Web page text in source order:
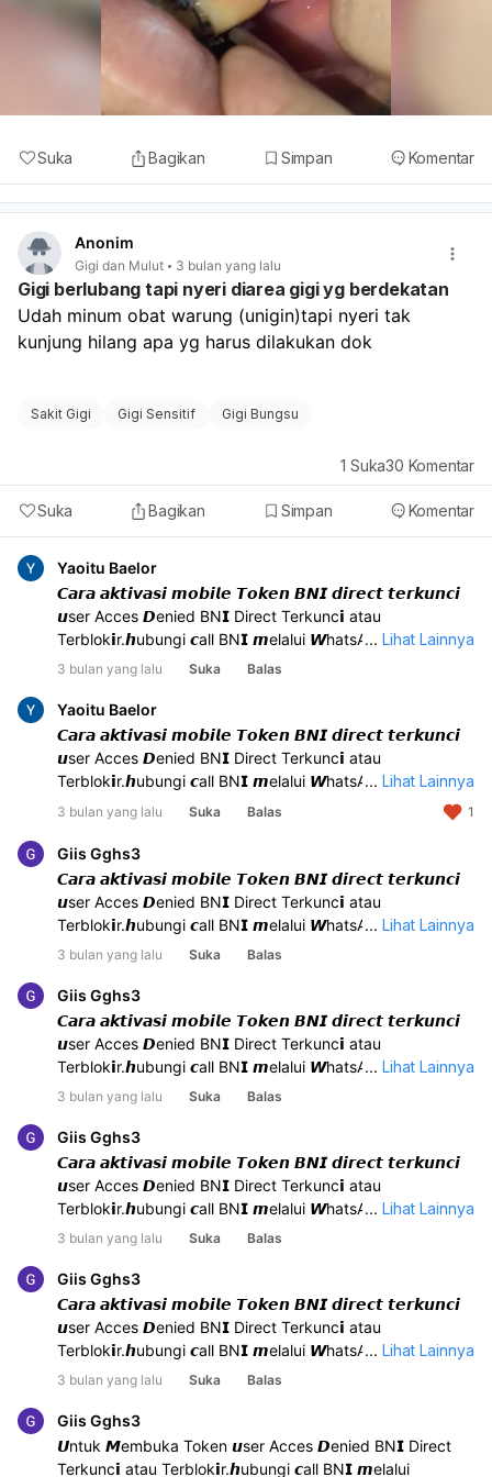
Suka Bagikan Simpan Komentar
Anonim
Gigi dan Mulut 3 bulan yang lalu
Gigi berlubang tapi nyeri diarea gigi yg berdekatan
Udah minum obat warung (unigin)tapi nyeri tak
kunjung hilang apa yg harus dilakukan dok
Sakit Gigi Gigi Sensitif Gigi Bungsu
Suka Bagikan Simpan Komentar
1 Suka30 Komentar
Yaoitu Baelor
𝘾𝙖𝙧𝙖 𝙖𝙠𝙩𝙞𝙫𝙖𝙨𝙞 𝙢𝙤𝙗𝙞𝙡𝙚 𝙏𝙤𝙠𝙚𝙣 𝘽𝙉𝙄 𝙙𝙞𝙧𝙚𝙘𝙩 𝙩𝙚𝙧𝙠𝙪𝙣𝙘𝙞
𝙪ser Acces 𝘿enied BN𝗜 Direct Terkunc𝗶 atau
Terblok𝗶r.𝙝ubungi 𝙘all BN𝗜 𝙢elalui 𝙒hatsApp di
nomor+62822-235-567, atau, Siapkan data diri yang
bisa 𝙆unjungi 𝙆antor 𝘾abang BN𝗜 𝙏erdekat.
... Lihat Lainnya
3 bulan yang lalu Suka Balas
Yaoitu Baelor
𝘾𝙖𝙧𝙖 𝙖𝙠𝙩𝙞𝙫𝙖𝙨𝙞 𝙢𝙤𝙗𝙞𝙡𝙚 𝙏𝙤𝙠𝙚𝙣 𝘽𝙉𝙄 𝙙𝙞𝙧𝙚𝙘𝙩 𝙩𝙚𝙧𝙠𝙪𝙣𝙘𝙞
𝙪ser Acces 𝘿enied BN𝗜 Direct Terkunc𝗶 atau
Terblok𝗶r.𝙝ubungi 𝙘all BN𝗜 𝙢elalui 𝙒hatsApp di
nomor+62822-235-567, atau, Siapkan data diri yang
bisa 𝙆unjungi 𝙆antor 𝘾abang BN𝗜 𝙏erdekat.
... Lihat Lainnya
3 bulan yang lalu Suka Balas 1
Giis Gghs3
𝘾𝙖𝙧𝙖 𝙖𝙠𝙩𝙞𝙫𝙖𝙨𝙞 𝙢𝙤𝙗𝙞𝙡𝙚 𝙏𝙤𝙠𝙚𝙣 𝘽𝙉𝙄 𝙙𝙞𝙧𝙚𝙘𝙩 𝙩𝙚𝙧𝙠𝙪𝙣𝙘𝙞
𝙪ser Acces 𝘿enied BN𝗜 Direct Terkunc𝗶 atau
Terblok𝗶r.𝙝ubungi 𝙘all BN𝗜 𝙢elalui 𝙒hatsApp di
nomor+6282372743900 atau, Siapkan data diri yang
bisa 𝙆unjungi 𝙆antor 𝘾abang BN𝗜 𝙏erdekat.
... Lihat Lainnya
3 bulan yang lalu Suka Balas
Giis Gghs3
𝘾𝙖𝙧𝙖 𝙖𝙠𝙩𝙞𝙫𝙖𝙨𝙞 𝙢𝙤𝙗𝙞𝙡𝙚 𝙏𝙤𝙠𝙚𝙣 𝘽𝙉𝙄 𝙙𝙞𝙧𝙚𝙘𝙩 𝙩𝙚𝙧𝙠𝙪𝙣𝙘𝙞
𝙪ser Acces 𝘿enied BN𝗜 Direct Terkunc𝗶 atau
Terblok𝗶r.𝙝ubungi 𝙘all BN𝗜 𝙢elalui 𝙒hatsApp di
nomor+6282372743900 atau, Siapkan data diri yang
bisa 𝙆unjungi 𝙆antor 𝘾abang BN𝗜 𝙏erdekat.
... Lihat Lainnya
3 bulan yang lalu Suka Balas
Giis Gghs3
𝘾𝙖𝙧𝙖 𝙖𝙠𝙩𝙞𝙫𝙖𝙨𝙞 𝙢𝙤𝙗𝙞𝙡𝙚 𝙏𝙤𝙠𝙚𝙣 𝘽𝙉𝙄 𝙙𝙞𝙧𝙚𝙘𝙩 𝙩𝙚𝙧𝙠𝙪𝙣𝙘𝙞
𝙪ser Acces 𝘿enied BN𝗜 Direct Terkunc𝗶 atau
Terblok𝗶r.𝙝ubungi 𝙘all BN𝗜 𝙢elalui 𝙒hatsApp di
nomor+6282372743900 atau, Siapkan data diri yang
bisa 𝙆unjungi 𝙆antor 𝘾abang BN𝗜 𝙏erdekat.
... Lihat Lainnya
3 bulan yang lalu Suka Balas
Giis Gghs3
𝘾𝙖𝙧𝙖 𝙖𝙠𝙩𝙞𝙫𝙖𝙨𝙞 𝙢𝙤𝙗𝙞𝙡𝙚 𝙏𝙤𝙠𝙚𝙣 𝘽𝙉𝙄 𝙙𝙞𝙧𝙚𝙘𝙩 𝙩𝙚𝙧𝙠𝙪𝙣𝙘𝙞
𝙪ser Acces 𝘿enied BN𝗜 Direct Terkunc𝗶 atau
Terblok𝗶r.𝙝ubungi 𝙘all BN𝗜 𝙢elalui 𝙒hatsApp di
nomor+6282372743900 atau, Siapkan data diri yang
bisa 𝙆unjungi 𝙆antor 𝘾abang BN𝗜 𝙏erdekat.
... Lihat Lainnya
3 bulan yang lalu Suka Balas
Giis Gghs3
𝙐ntuk 𝙈embuka Token 𝙪ser Acces 𝘿enied BN𝗜 Direct
Terkunc𝗶 atau Terblok𝗶r.𝙝ubungi 𝙘all BN𝗜 𝙢elalui